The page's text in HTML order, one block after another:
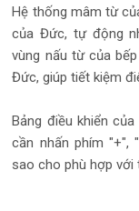
Hệ thống mâm từ
của Đức, tự động
vùng nấu từ của
Đức, giúp tiết kiệm
Bảng điều khiển
cần nhấn phím "+",
sao cho phù hợp với